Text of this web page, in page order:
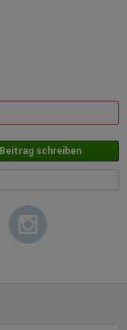
Beitrag schreiben